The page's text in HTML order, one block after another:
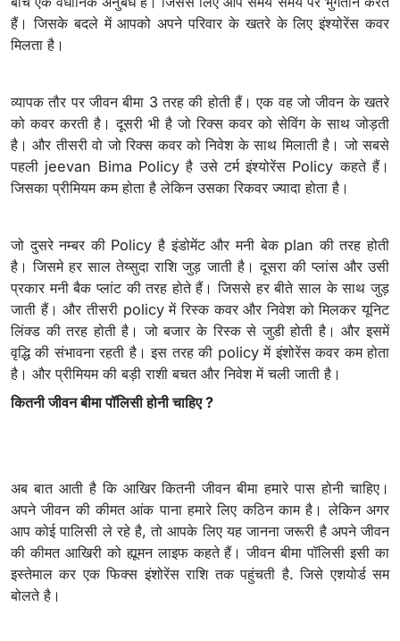
हैं। जिसके बदले में आपको अपने परिवार के खतरे के लिए इंश्योरेंस कवर
मिलता है।
व्यापक तौर पर जीवन बीमा 3 तरह की होती हैं। एक वह जो जीवन के खतरे
को कवर करती है। दूसरी भी है जो रिक्स कवर को सेविंग के साथ जोड़ती
है। और तीसरी वो जो रिक्स कवर को निवेश के साथ मिलाती है। जो सबसे
पहली jeevan Bima Policy है उसे टर्म इंश्योरेंस Policy कहते हैं।
जिसका प्रीमियम कम होता है लेकिन उसका रिकवर ज्यादा होता है।
जो दुसरे नम्बर की Policy है इंडोमेंट और मनी बेक plan की तरह होती
है। जिसमे हर साल तेय्सुदा राशि जुड़ जाती है। दूसरा की प्लांस और उसी
प्रकार मनी बैक प्लांट की तरह होते हैं। जिससे हर बीते साल के साथ जुड़
जाती हैं। और तीसरी policy में रिस्क कवर और निवेश को मिलकर यूनिट
लिंक्ड की तरह होती है। जो बजार के रिस्क से जुडी होती है। और इसमें
वृद्धि की संभावना रहती है। इस तरह की policy में इंशोरेंस कवर कम होता
है। और प्रीमियम की बड़ी राशी बचत और निवेश में चली जाती है।
कितनी जीवन बीमा पॉलिसी होनी चाहिए ?
अब बात आती है कि आखिर कितनी जीवन बीमा हमारे पास होनी चाहिए।
अपने जीवन की कीमत आंक पाना हमारे लिए कठिन काम है। लेकिन अगर
आप कोई पालिसी ले रहे है, तो आपके लिए यह जानना जरूरी है अपने जीवन
की कीमत आखिरी को ह्यूमन लाइफ कहते हैं। जीवन बीमा पॉलिसी इसी का
इस्तेमाल कर एक फिक्स इंशोरेंस राशि तक पहुंचती है. जिसे एशयोर्ड सम
बोलते है।